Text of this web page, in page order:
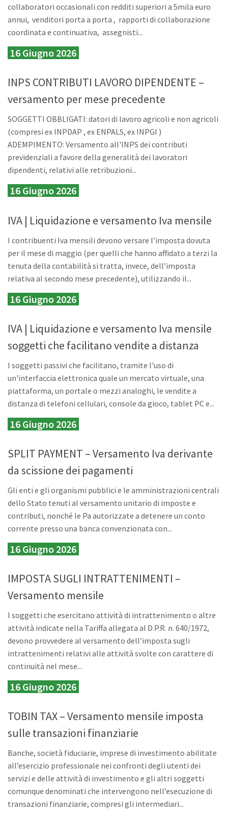
collaboratori occasionali con redditi superiori a 5mila euro
annui, venditori porta a porta , rapporti di collaborazione
coordinata e continuativa, assegnisti...
16 Giugno 2026
INPS CONTRIBUTI LAVORO DIPENDENTE –
versamento per mese precedente
SOGGETTI OBBLIGATI: datori di lavoro agricoli e non agricoli
(compresi ex INPDAP , ex ENPALS, ex INPGI )
ADEMPIMENTO: Versamento all'INPS dei contributi
previdenziali a favore della generalità dei lavoratori
dipendenti, relativi alle retribuzioni...
16 Giugno 2026
IVA | Liquidazione e versamento Iva mensile
I contribuenti Iva mensili devono versare l’imposta dovuta
per il mese di maggio (per quelli che hanno affidato a terzi la
tenuta della contabilità si tratta, invece, dell’imposta
relativa al secondo mese precedente), utilizzando il...
16 Giugno 2026
IVA | Liquidazione e versamento Iva mensile
soggetti che facilitano vendite a distanza
I soggetti passivi che facilitano, tramite l'uso di
un'interfaccia elettronica quale un mercato virtuale, una
piattaforma, un portale o mezzi analoghi, le vendite a
distanza di telefoni cellulari, console da gioco, tablet PC e...
16 Giugno 2026
SPLIT PAYMENT – Versamento Iva derivante
da scissione dei pagamenti
Gli enti e gli organismi pubblici e le amministrazioni centrali
dello Stato tenuti al versamento unitario di imposte e
contributi, nonché le Pa autorizzate a detenere un conto
corrente presso una banca convenzionata con...
16 Giugno 2026
IMPOSTA SUGLI INTRATTENIMENTI –
Versamento mensile
I soggetti che esercitano attività di intrattenimento o altre
attività indicate nella Tariffa allegata al D.P.R. n. 640/1972,
devono provvedere al versamento dell’imposta sugli
intrattenimenti relativi alle attività svolte con carattere di
continuità nel mese...
16 Giugno 2026
TOBIN TAX – Versamento mensile imposta
sulle transazioni finanziarie
Banche, società fiduciarie, imprese di investimento abilitate
all’esercizio professionale nei confronti degli utenti dei
servizi e delle attività di investimento e gli altri soggetti
comunque denominati che intervengono nell’esecuzione di
transazioni finanziarie, compresi gli intermediari...